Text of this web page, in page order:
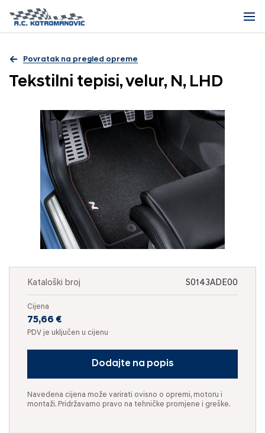
Povratak na pregled opreme
Tekstilni tepisi, velur, N, LHD
Kataloški broj S0143ADE00
Cijena
75,66 €
PDV je uključen u cijenu
Dodajte na popis
Navedena cijena može varirati ovisno o opremi, motoru i
montaži. Pridržavamo pravo na tehničke promjene i greške.